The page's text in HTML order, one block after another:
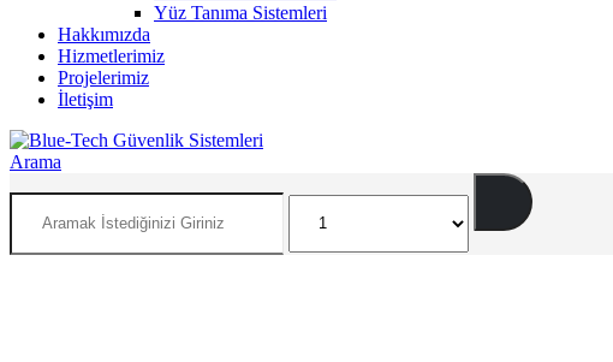
Yüz Tanıma Sistemleri
Hakkımızda
Hizmetlerimiz
Projelerimiz
İletişim
Arama